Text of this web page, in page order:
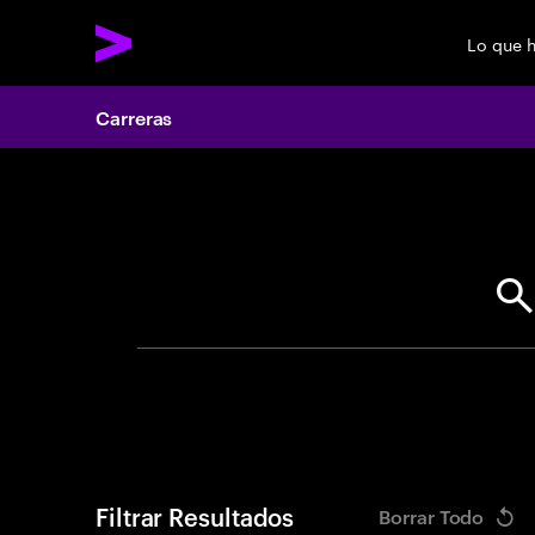
Lo que
Carreras
Filtrar Resultados Borrar Todo